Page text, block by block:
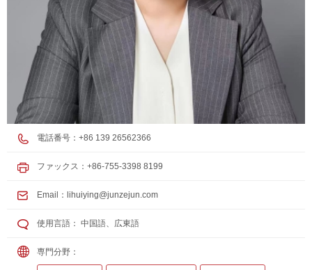
電話番号：+86 139 26562366
ファックス：+86-755-3398 8199
Email： lihuiying@junzejun.com
使用言語： 中国語、広東語
専門分野：